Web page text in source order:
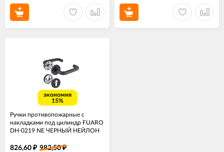
экономия
15%
Ручки противопожарные с
накладками под цилиндр FUARO
DH-0219 NE ЧЕРНЫЙ НЕЙЛОН
826,60 ₽ 982,50₽